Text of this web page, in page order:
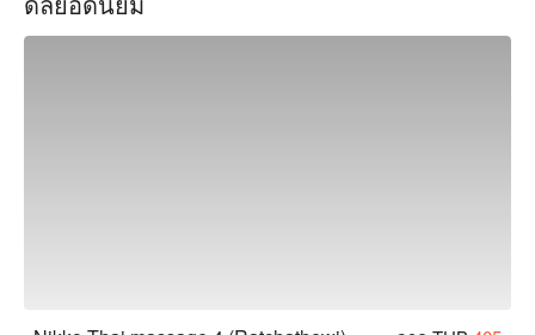
คุณจะต้องการผ่อนคลายหรือต้องการประสบการณ์การรักษา นิก
โก้ ไทย มาสซาจ 4 คือทางเลือกที่ดีที่สุดของคุณ จองผ่านฟันนาว